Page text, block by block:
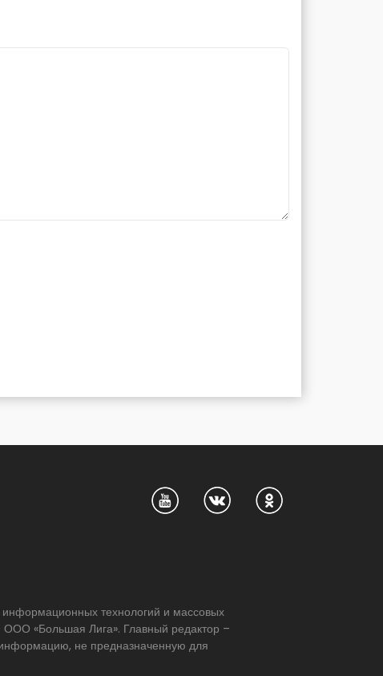
технологий и массовых
«Большая Лига». Главный редактор –
не предназначенную для